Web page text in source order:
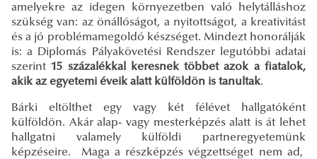
amelyekre az idegen környezetben való helytálláshoz
szükség van: az önállóságot, a nyitottságot, a kreativitást
és a jó problémamegoldó készséget. Mindezt honorálják
is: a Diplomás Pályakövetési Rendszer legutóbbi adatai
szerint15 százalékkal keresnek többet azok a fiatalok,
akik az egyetemi éveik alatt külföldön is tanultak.
Bárki eltölthet egy vagy két félévet hallgatóként
külföldön. Akár alap- vagy mesterképzés alatt is át lehet
hallgatni valamely külföldi partneregyetemünk
képzéseire. Maga a részképzés végzettséget nem ad,